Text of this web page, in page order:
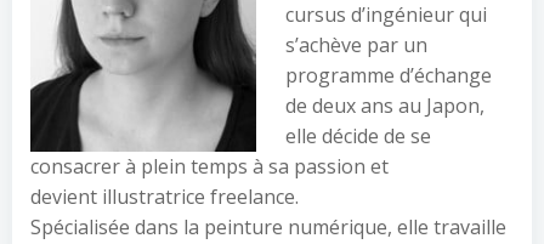
cursus d’ingénieur qui
s’achève par un
programme d’échange
de deux ans au Japon,
elle décide de se
consacrer à plein temps à sa passion et
devient illustratrice freelance.
Spécialisée dans la peinture numérique, elle travaille